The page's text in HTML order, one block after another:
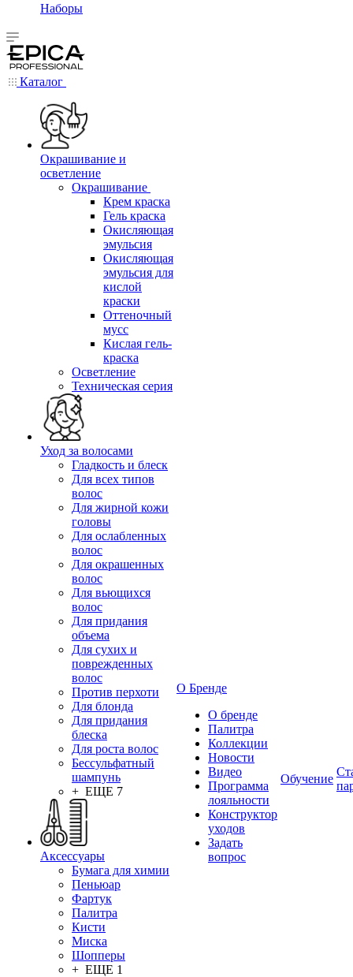
Наборы
Каталог
Окрашивание и
осветление
Окрашивание
Крем краска
Гель краска
Окисляющая
эмульсия
Окисляющая
эмульсия для
кислой
краски
Оттеночный
мусс
Кислая гель-
краска
Осветление
Техническая серия
Уход за волосами
Гладкость и блеск
Для всех типов
волос
Для жирной кожи
головы
Для ослабленных
волос
Для окрашенных
волос
Для вьющихся
волос
Для придания
объема
Для сухих и
поврежденных
волос
Против перхоти
Для блонда
Для придания
блеска
Для роста волос
Бессульфатный
шампунь
+ ЕЩЕ 7
Аксессуары
Бумага для химии
Пеньюар
Фартук
Палитра
Кисти
Миска
Шопперы
+ ЕЩЕ 1
О Бренде
О бренде
Палитра
Коллекции
Новости
Видео
Программа
лояльности
Конструктор
уходов
Задать
вопрос
Обучение